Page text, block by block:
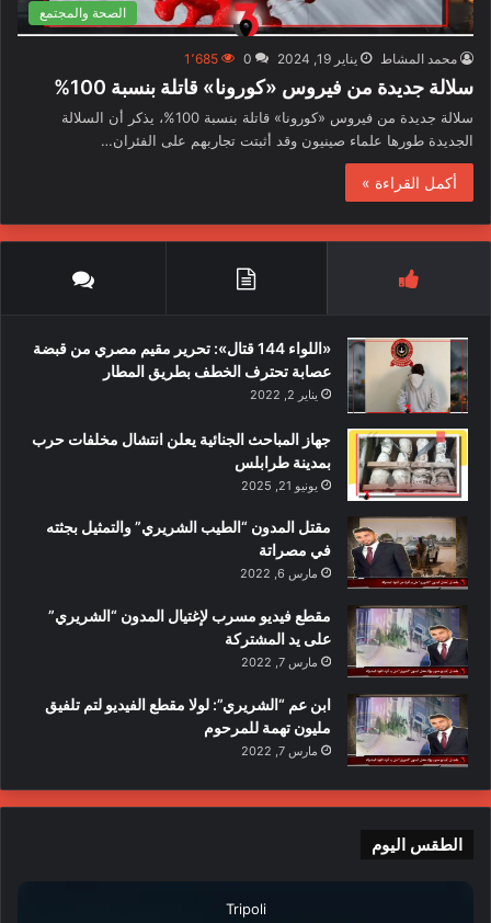
الصحة والمجتمع
محمد المشاط يناير 19, 2024 0 1٬685
سلالة جديدة من فيروس «كورونا» قاتلة بنسبة 100%
سلالة جديدة من فيروس «كورونا» قاتلة بنسبة 100%، يذكر أن السلالة
الجديدة طورها علماء صينيون وقد أثبتت تجاربهم على الفئران…
أكمل القراءة »
«اللواء 144 قتال»: تحرير مقيم مصري من قبضة
عصابة تحترف الخطف بطريق المطار
يناير 2, 2022
جهاز المباحث الجنائية يعلن انتشال مخلفات حرب
بمدينة طرابلس
يونيو 21, 2025
مقتل المدون “الطيب الشريري” والتمثيل بجثته
في مصراتة
مارس 6, 2022
مقطع فيديو مسرب لإغتيال المدون “الشريري”
على يد المشتركة
مارس 7, 2022
ابن عم “الشريري”: لولا مقطع الفيديو لتم تلفيق
مليون تهمة للمرحوم
مارس 7, 2022
الطقس اليوم
Tripoli